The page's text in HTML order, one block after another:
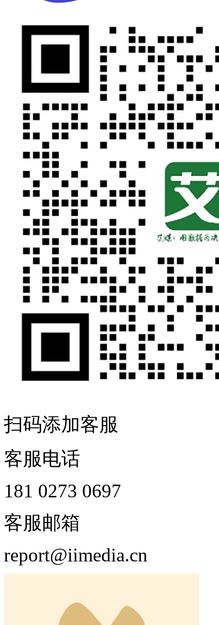
扫码添加客服
客服电话
181 0273 0697
客服邮箱
report@iimedia.cn